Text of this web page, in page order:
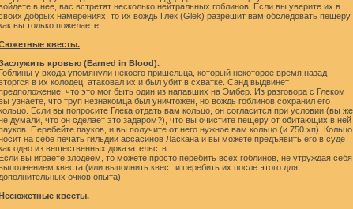
в нее, вас встретят несколько нейтральных гоблинов. Если вы уверите их в
добрых намерениях, то их вождь Глек (Glek) разрешит вам обследовать пещеру
вы только пожелаете.
квесты.
кровью (Earned in Blood).
Гоблины у входа упомянули некоего пришельца, который некоторое время назад
в их колодец, атаковал их и был убит в схватке. Санд выдвинет
что это мог быть один из напавших на Эмбер. Из разговора с Глеком
узнаете, что труп незнакомца был уничтожен, но вождь гоблинов сохранил его
Если вы попросите Глека отдать вам кольцо, он согласится при условии (вы же
думали, что он сделает это задаром?), что вы очистите пещеру от обитающих в ней
Перебейте пауков, и вы получите от него нужное вам кольцо (и 750 хп). Кольцо
на себе печать гильдии ассасинов Ласкана и вы можете предъявить его в суде
одно из вещественных доказательств.
Если вы играете злодеем, то можете просто перебить всех гоблинов, не утруждая себя
квеста (или выполнить квест и перебить их после этого для
дополнительных очков опыта).
квесты.